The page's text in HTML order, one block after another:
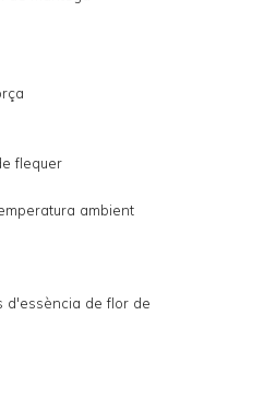
flequer
ambient
d'essència de flor de